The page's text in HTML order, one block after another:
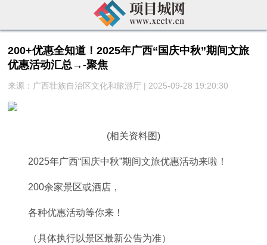
200+优惠全知道！2025年广西“国庆中秋”期间文旅
优惠活动汇总→-聚焦
来源：广西壮族自治区文化和旅游厅 | 2025-09-28 19:20:30
(相关资料图)
2025年广西“国庆中秋”期间文旅优惠活动来啦！
200余家景区或酒店，
各种优惠活动等你来！
（具体执行以景区最新公告为准）